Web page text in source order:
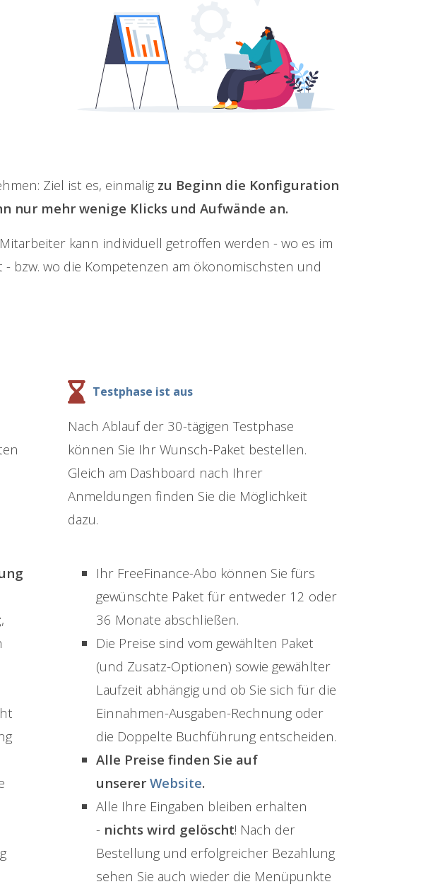
Ziel ist es, einmalig zu Beginn die Konfiguration
nur mehr wenige Klicks und Aufwände an.
kann individuell getroffen werden - wo es im
bzw. wo die Kompetenzen am ökonomischsten und
,
Testphase ist aus
Nach Ablauf der 30-tägigen Testphase
können Sie Ihr Wunsch-Paket bestellen.
Gleich am Dashboard nach Ihrer
Anmeldungen finden Sie die Möglichkeit
dazu.
Ihr FreeFinance-Abo können Sie fürs
gewünschte Paket für entweder 12 oder
36 Monate abschließen.
Die Preise sind vom gewählten Paket
(und Zusatz-Optionen) sowie gewählter
Laufzeit abhängig und ob Sie sich für die
Einnahmen-Ausgaben-Rechnung oder
die Doppelte Buchführung entscheiden.
Alle Preise finden Sie auf
unserer Website.
Alle Ihre Eingaben bleiben erhalten
- nichts wird gelöscht! Nach der
Bestellung und erfolgreicher Bezahlung
sehen Sie auch wieder die Menüpunkte